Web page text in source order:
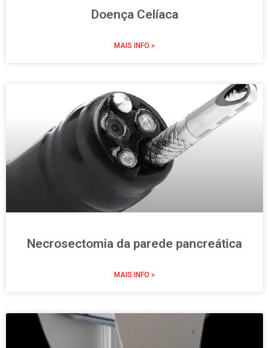
Doença Celíaca
MAIS INFO »
Necrosectomia da parede pancreática
MAIS INFO »